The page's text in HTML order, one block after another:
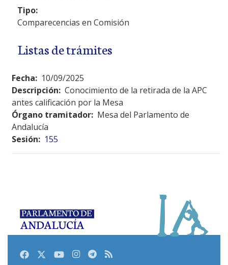
Tipo:
Comparecencias en Comisión
Listas de trámites
Fecha: 10/09/2025
Descripción: Conocimiento de la retirada de la APC
antes calificación por la Mesa
Órgano tramitador: Mesa del Parlamento de
Andalucía
Sesión: 155
FacebookTwitterYoutubeInstagram
Telegram
RSS